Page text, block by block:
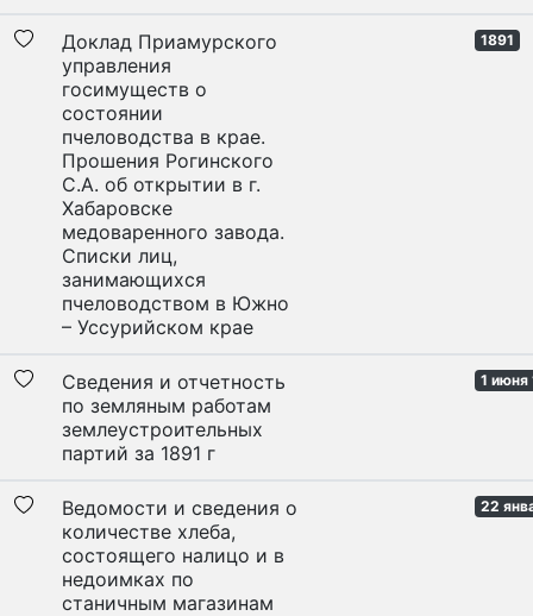
Доклад Приамурского
управления
госимуществ о
состоянии
пчеловодства в крае.
Прошения Рогинского
С.А. об открытии в г.
Хабаровске
медоваренного завода.
Списки лиц,
занимающихся
пчеловодством в Южно
– Уссурийском крае
1891
Сведения и отчетность
по земляным работам
землеустроительных
партий за 1891 г
1 июня
Ведомости и сведения о
количестве хлеба,
состоящего налицо и в
недоимках по
станичным магазинам
22